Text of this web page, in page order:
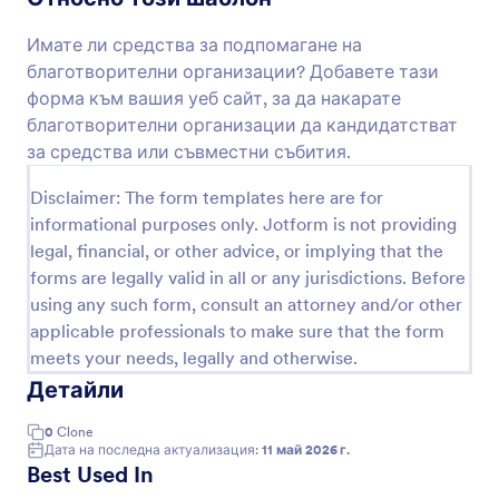
Имате ли средства за подпомагане на
благотворителни организации? Добавете тази
форма към вашия уеб сайт, за да накарате
благотворителни организации да кандидатстват
за средства или съвместни събития.
Disclaimer: The form templates here are for
informational purposes only. Jotform is not providing
legal, financial, or other advice, or implying that the
forms are legally valid in all or any jurisdictions. Before
using any such form, consult an attorney and/or other
applicable professionals to make sure that the form
meets your needs, legally and otherwise.
Детайли
0 Clone
Дата на последна актуализация: 11 май 2026 г.
Best Used In